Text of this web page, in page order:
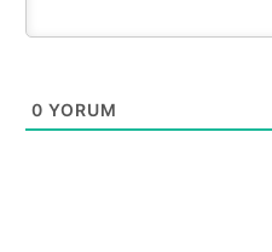
0 YORUM